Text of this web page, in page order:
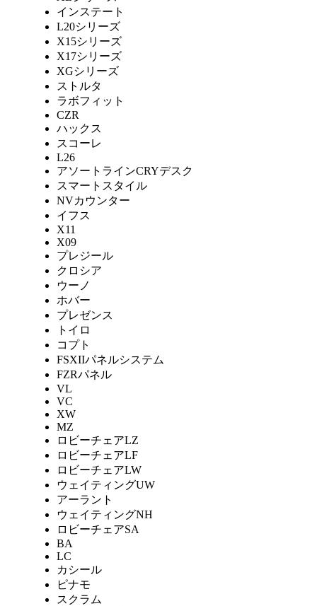
インステート
L20シリーズ
X15シリーズ
X17シリーズ
XGシリーズ
ストルタ
ラボフィット
CZR
ハックス
スコーレ
L26
アソートラインCRYデスク
スマートスタイル
NVカウンター
イフス
X11
X09
プレジール
クロシア
ウーノ
ホバー
プレゼンス
トイロ
コプト
FSXIIパネルシステム
FZRパネル
VL
VC
XW
MZ
ロビーチェアLZ
ロビーチェアLF
ロビーチェアLW
ウェイティングUW
アーラント
ウェイティングNH
ロビーチェアSA
BA
LC
カシール
ピナモ
スクラム